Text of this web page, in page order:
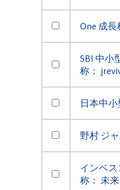
One 成長
SBI 中小
称：
日本中小
野村 ジ
インベ
称： 未